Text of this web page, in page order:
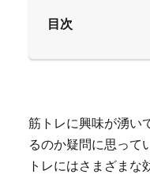
目次
筋トレに興味が湧い
るのか疑問に思って
トレにはさまざまな